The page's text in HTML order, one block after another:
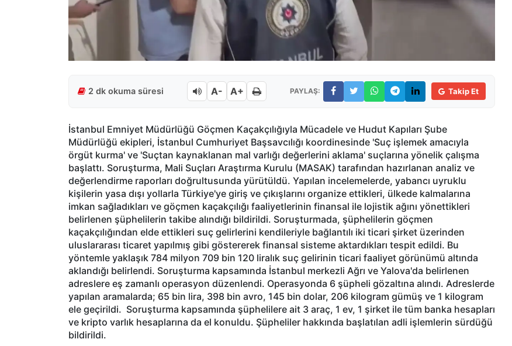
2 dk okuma süresi A- A+ PAYLAŞ: Takip Et
İstanbul Emniyet Müdürlüğü Göçmen Kaçakçılığıyla Mücadele ve Hudut Kapıları Şube
Müdürlüğü ekipleri, İstanbul Cumhuriyet Başsavcılığı koordinesinde 'Suç işlemek amacıyla
örgüt kurma' ve 'Suçtan kaynaklanan mal varlığı değerlerini aklama' suçlarına yönelik çalışma
başlattı. Soruşturma, Mali Suçları Araştırma Kurulu (MASAK) tarafından hazırlanan analiz ve
değerlendirme raporları doğrultusunda yürütüldü. Yapılan incelemelerde, yabancı uyruklu
kişilerin yasa dışı yollarla Türkiye'ye giriş ve çıkışlarını organize ettikleri, ülkede kalmalarına
imkan sağladıkları ve göçmen kaçakçılığı faaliyetlerinin finansal ile lojistik ağını yönettikleri
belirlenen şüphelilerin takibe alındığı bildirildi. Soruşturmada, şüphelilerin göçmen
kaçakçılığından elde ettikleri suç gelirlerini kendileriyle bağlantılı iki ticari şirket üzerinden
uluslararası ticaret yapılmış gibi göstererek finansal sisteme aktardıkları tespit edildi. Bu
yöntemle yaklaşık 784 milyon 709 bin 120 liralık suç gelirinin ticari faaliyet görünümü altında
aklandığı belirlendi. Soruşturma kapsamında İstanbul merkezli Ağrı ve Yalova'da belirlenen
adreslere eş zamanlı operasyon düzenlendi. Operasyonda 6 şüpheli gözaltına alındı. Adreslerde
yapılan aramalarda; 65 bin lira, 398 bin avro, 145 bin dolar, 206 kilogram gümüş ve 1 kilogram
ele geçirildi. Soruşturma kapsamında şüphelilere ait 3 araç, 1 ev, 1 şirket ile tüm banka hesapları
ve kripto varlık hesaplarına da el konuldu. Şüpheliler hakkında başlatılan adli işlemlerin sürdüğü
bildirildi.